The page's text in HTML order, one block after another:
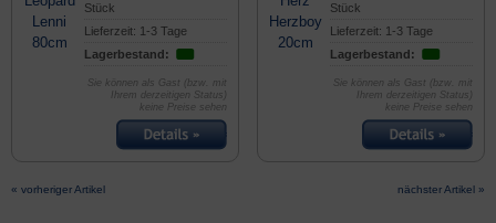
Stück
Lieferzeit: 1-3 Tage
Lagerbestand:
Sie können als Gast (bzw. mit
Ihrem derzeitigen Status)
keine Preise sehen
Stück
Lieferzeit: 1-3 Tage
Lagerbestand:
Sie können als Gast (bzw. mit
Ihrem derzeitigen Status)
keine Preise sehen
« vorheriger Artikel nächster Artikel »